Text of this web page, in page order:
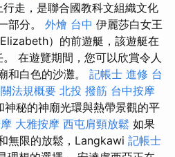
走，是聯合國教科文組織文化
部分。 外燴 台中 伊麗莎白女王
Elizabeth）的前遊艇，該遊艇在
在遊覽期間，您可以欣賞令人
和白色的沙灘。 記帳士 進修 台
法規概要 北投 撥筋 台中按摩
神秘的神廟光環與熱帶景觀的平
大雅按摩 西屯肩頸放鬆 如果
無限的放鬆，Langkawi 記帳士